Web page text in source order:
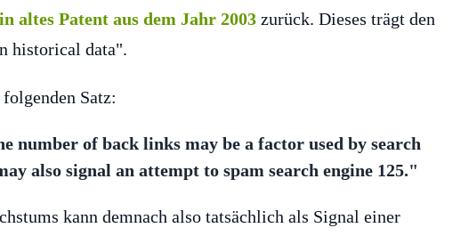
altes Patent aus dem Jahr 2003 zurück. Dieses trägt den
historical data".
Satz:
number of back links may be a factor used by search
also signal an attempt to spam search engine 125."
kann demnach also tatsächlich als Signal einer